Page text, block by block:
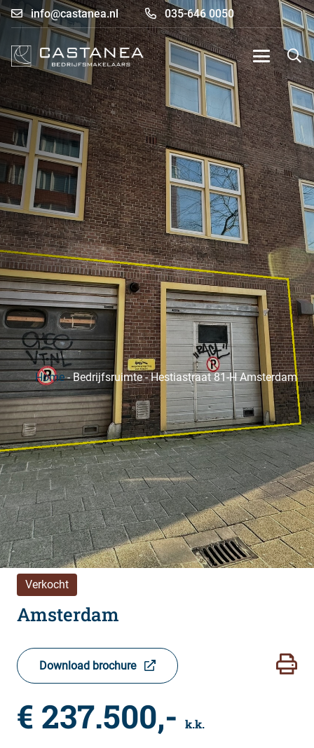
info@castanea.nl 035-646 0050
Home-Bedrijfsruimte-Hestiastraat 81-H Amsterdam
Verkocht
Amsterdam
Download brochure
€ 237.500,- k.k.